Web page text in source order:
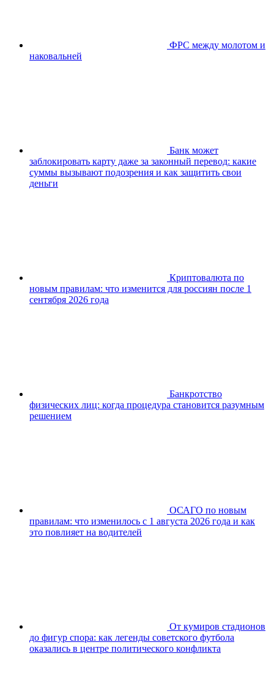
ФРС между молотом и
наковальней
Банк может
заблокировать карту даже за законный перевод: какие
суммы вызывают подозрения и как защитить свои
деньги
Криптовалюта по
новым правилам: что изменится для россиян после 1
сентября 2026 года
Банкротство
физических лиц: когда процедура становится разумным
решением
ОСАГО по новым
правилам: что изменилось с 1 августа 2026 года и как
это повлияет на водителей
От кумиров стадионов
до фигур спора: как легенды советского футбола
оказались в центре политического конфликта